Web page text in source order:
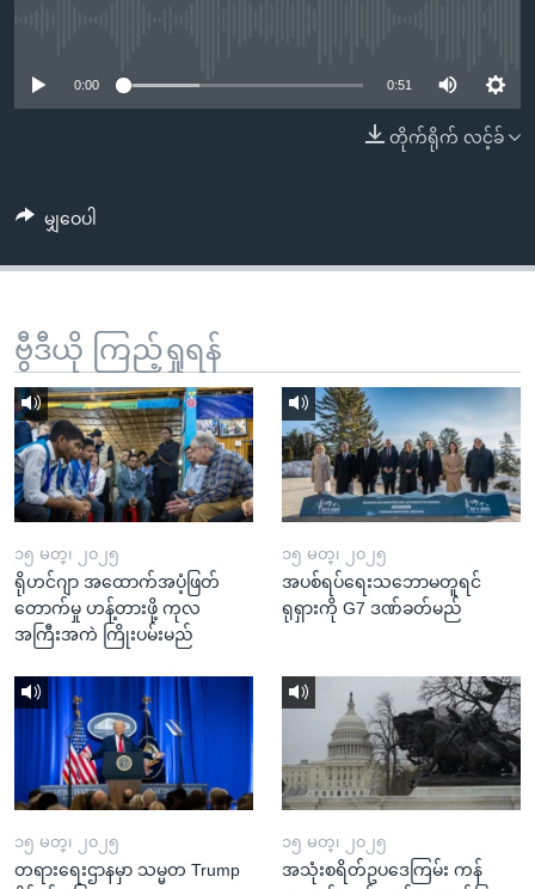
ပင်မ
စာမျက်နှာ
ကျော်
ရန်
ရှာဖွေ
ရန်
နေရာ
သို့
ကျော်
ရန်
ရုပ်ရှင်ထဲက အင်္ဂလိပ်စာ
တီဗွီ
ရေဒီယို/တီဗွီအစီအစဉ်
ဗွီအိုအေ လူမှုကွန်ယက်များ
ဘာသာစကားများ
0:00 0:51
တိုက်ရိုက် လင့်ခ်
မျှဝေပါ
ဗွီဒီယို ကြည့်ရှုရန်
၁၅ မတ္၊ ၂၀၂၅
ရိုဟင်ဂျာ အထောက်အပံ့ဖြတ်
တောက်မှု ဟန့်တားဖို့ ကုလ
အကြီးအကဲ ကြိုးပမ်းမည်
၁၅ မတ္၊ ၂၀၂၅
အပစ်ရပ်ရေးသဘောမတူရင်
ရုရှားကို G7 ဒဏ်ခတ်မည်
၁၅ မတ္၊ ၂၀၂၅
တရားရေးဌာနမှာ သမ္မတ Trump
၁၅ မတ္၊ ၂၀၂၅
အသုံးစရိတ်ဥပဒေကြမ်း ကန်